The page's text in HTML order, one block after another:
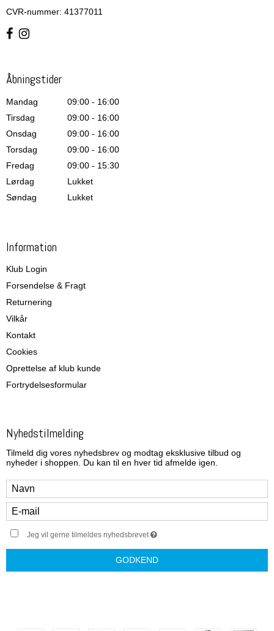
CVR-nummer: 41377011
Åbningstider
Mandag
09:00 - 16:00
Tirsdag
09:00 - 16:00
Onsdag
09:00 - 16:00
Torsdag
09:00 - 16:00
Fredag
09:00 - 15:30
Lørdag
Lukket
Søndag
Lukket
Information
Klub Login
Forsendelse & Fragt
Returnering
Vilkår
Kontakt
Cookies
Oprettelse af klub kunde
Fortrydelsesformular
Nyhedstilmelding
Tilmeld dig vores nyhedsbrev og modtag eksklusive tilbud og
nyheder i shoppen. Du kan til en hver tid afmelde igen.
Jeg vil gerne tilmeldes nyhedsbrevet
GODKEND